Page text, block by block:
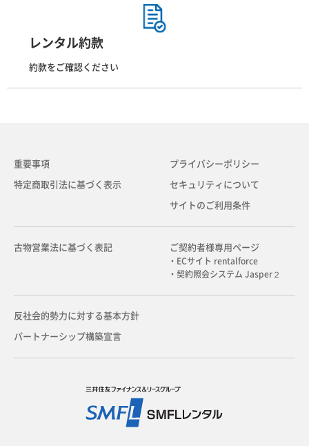
レンタル約款
約款をご確認ください
重要事項
特定商取引法に基づく表示
プライバシーポリシー
セキュリティについて
サイトのご利用条件
古物営業法に基づく表記 ご契約者様専用ページ
・ECサイト rentalforce
・契約照会システム Jasper２
反社会的勢力に対する基本方針
パートナーシップ構築宣言